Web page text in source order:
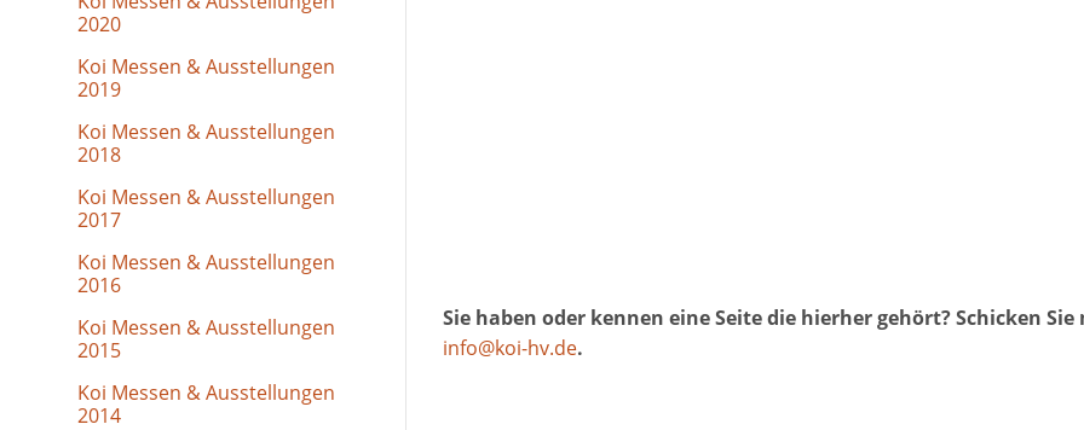
2020
Koi Messen & Ausstellungen
2019
Koi Messen & Ausstellungen
2018
Koi Messen & Ausstellungen
2017
Koi Messen & Ausstellungen
2016
Koi Messen & Ausstellungen
2015
Koi Messen & Ausstellungen
2014
Sie haben oder kennen eine Seite die hierher gehört? Schicken
info@koi-hv.de.